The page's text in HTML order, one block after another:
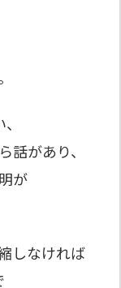
があり、
が
しなければ